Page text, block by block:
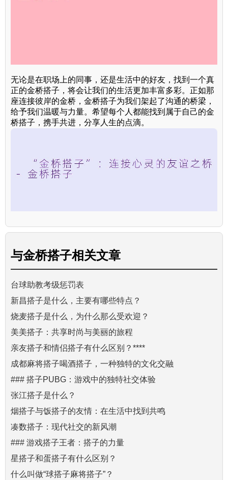
无论是在职场上的同事，还是生活中的好友，找到一个真
正的金桥搭子，将会让我们的生活更加丰富多彩。正如那
座连接彼岸的金桥，金桥搭子为我们架起了沟通的桥梁，
给予我们温暖与力量。希望每个人都能找到属于自己的金
桥搭子，携手共进，分享人生的点滴。
与金桥搭子相关文章
台球助教考级惩罚表
新昌搭子是什么，主要有哪些特点？
烧麦搭子是什么，为什么那么受欢迎？
美美搭子：共享时尚与美丽的旅程
亲友搭子和情侣搭子有什么区别？****
成都麻将搭子喝酒搭子，一种独特的文化交融
### 搭子PUBG：游戏中的独特社交体验
张江搭子是什么？
烟搭子与饭搭子的友情：在生活中找到共鸣
凑数搭子：现代社交的新风潮
### 游戏搭子王者：搭子的力量
星搭子和蛋搭子有什么区别？
什么叫做“球搭子麻将搭子”？